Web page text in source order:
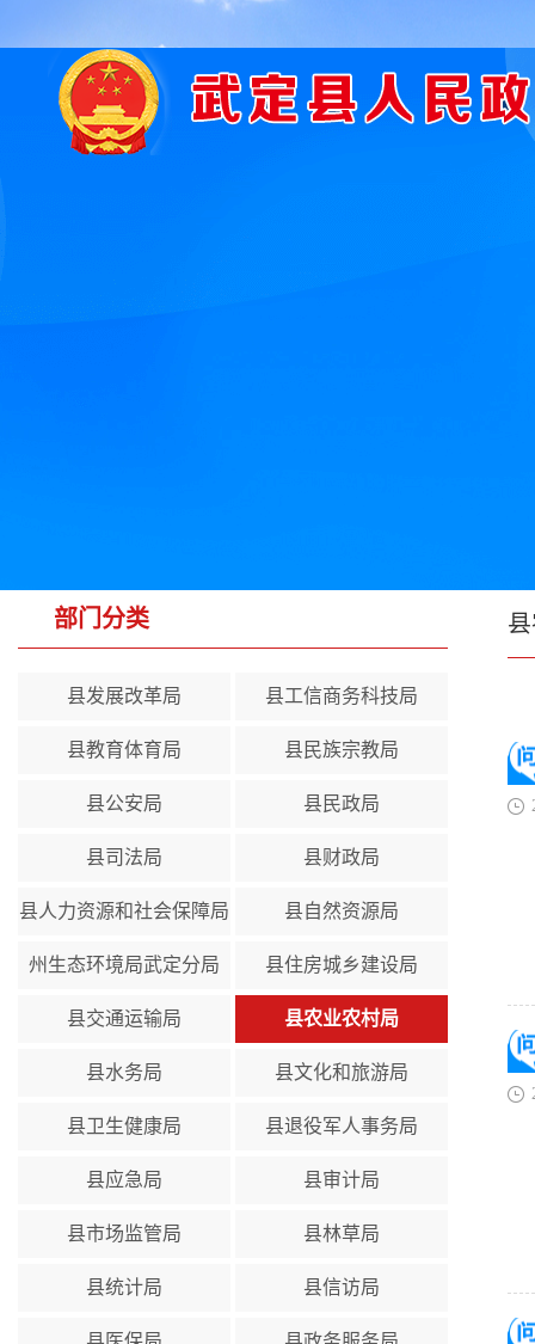
部门分类
县发展改革局 县工信商务科技局
县教育体育局 县民族宗教局
县公安局 县民政局
县司法局 县财政局
县人力资源和社会保障局 县自然资源局
州生态环境局武定分局 县住房城乡建设局
县交通运输局 县农业农村局
县水务局 县文化和旅游局
县卫生健康局 县退役军人事务局
县应急局 县审计局
县市场监管局 县林草局
县统计局 县信访局